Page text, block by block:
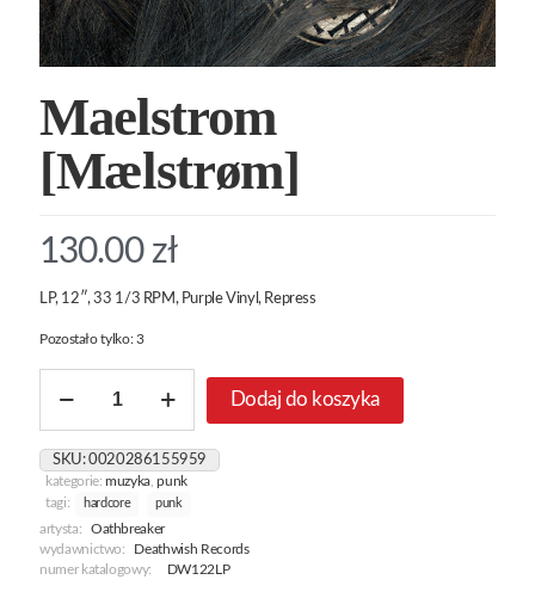
Maelstrom
[Mælstrøm]
130.00 zł
LP, 12″, 33 1/3 RPM, Purple Vinyl, Repress
Pozostało tylko: 3
Maelstrom
Dodaj do koszyka
SKU:0020286155959
kategorie:muzyka,punk
tagi:
hardcore punk
artysta:
Oathbreaker
wydawnictwo:
Deathwish Records
numer katalogowy:
DW122LP